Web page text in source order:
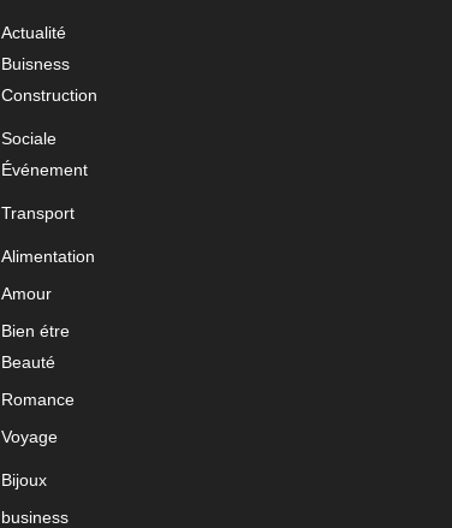
Actualité
Buisness
Construction
Sociale
Événement
Transport
Alimentation
Amour
Bien étre
Beauté
Romance
Voyage
Bijoux
business